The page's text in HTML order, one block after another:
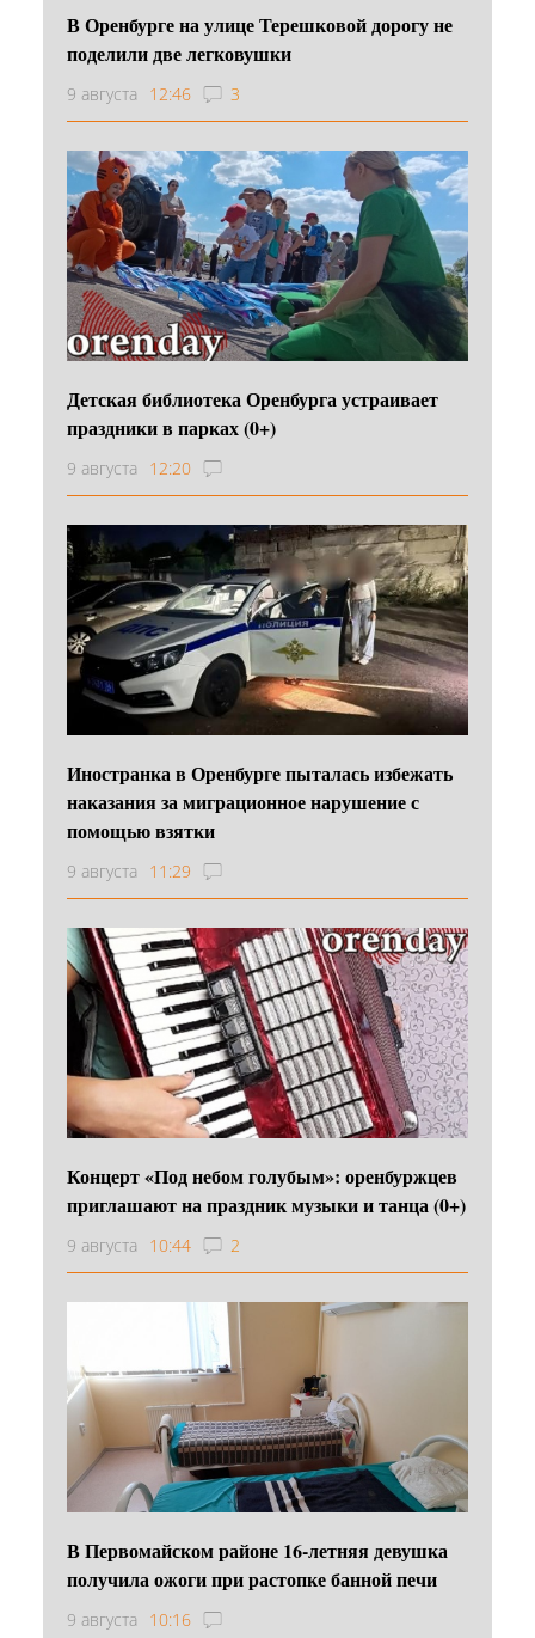
В Оренбурге на улице Терешковой дорогу не
поделили две легковушки
9 августа 12:46 3
Детская библиотека Оренбурга устраивает
праздники в парках (0+)
9 августа 12:20
Иностранка в Оренбурге пыталась избежать
наказания за миграционное нарушение с
помощью взятки
9 августа 11:29
Концерт «Под небом голубым»: оренбуржцев
приглашают на праздник музыки и танца (0+)
9 августа 10:44 2
В Первомайском районе 16‑летняя девушка
получила ожоги при растопке банной печи
9 августа 10:16